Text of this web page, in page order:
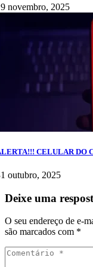
novembro, 2025
CELULAR DO
outubro, 2025
Deixe uma
O seu endereço de e-
são marcados com *